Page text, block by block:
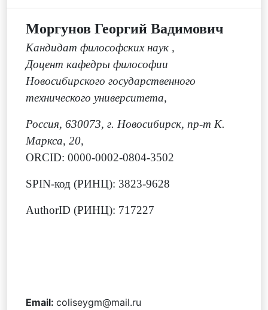
Моргунов Георгий Вадимович
Кандидат философских наук ,
Доцент кафедры философии
Новосибирского государственного
технического университета,
Россия, 630073, г. Новосибирск, пр-т К.
Маркса, 20,
ORCID: 0000-0002-0804-3502
SPIN-код (РИНЦ): 3823-9628
AuthorID (РИНЦ): 717227
Email: coliseygm@mail.ru